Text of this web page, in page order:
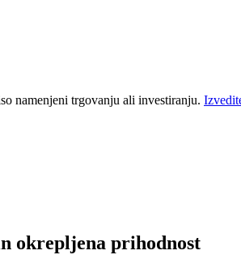
namenjeni trgovanju ali investiranju.
okrepljena prihodnost